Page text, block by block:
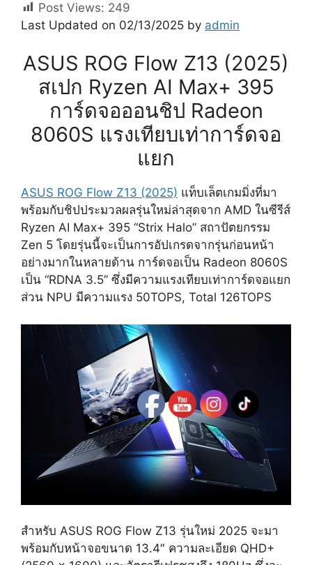
Post Views: 249
Last Updated on 02/13/2025 by admin
ASUS ROG Flow Z13 (2025)
สเปก Ryzen AI Max+ 395
การ์ดจอออนชิป Radeon
8060S แรงเทียบเท่าการ์ดจอ
แยก
ASUS ROG Flow Z13 (2025) แท็บเล็ตเกมมิ่งที่มา
พร้อมกับชิปประมวลผลรุ่นใหม่ล่าสุดจาก AMD ในซีรีส์
Ryzen AI Max+ 395 “Strix Halo” สถาปัตยกรรม
Zen 5 โดยรุ่นนี้จะเป็นการอัปเกรดจากรุ่นก่อนหน้า
อย่างมากในหลายด้าน การ์ดจอเป็น Radeon 8060S
เป็น “RDNA 3.5” ซึ่งมีความแรงเทียบเท่าการ์ดจอแยก
ส่วน NPU มีความแรง 50TOPS, Total 126TOPS
สำหรับ ASUS ROG Flow Z13 รุ่นใหม่ 2025 จะมา
พร้อมกับหน้าจอขนาด 13.4″ ความละเอียด QHD+